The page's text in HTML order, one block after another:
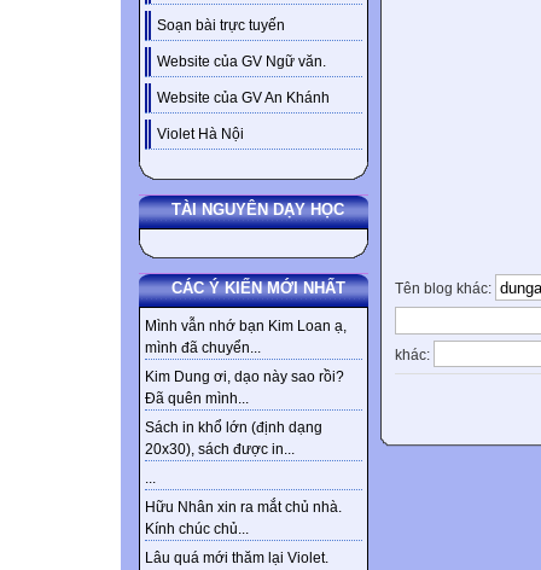
Soạn bài trực tuyến
Website của GV Ngữ văn.
Website của GV An Khánh
Violet Hà Nội
TÀI NGUYÊN DẠY HỌC
CÁC Ý KIẾN MỚI NHẤT
Mình vẫn nhớ bạn Kim Loan ạ,
mình đã chuyển...
Kim Dung ơi, dạo này sao rồi?
Đã quên mình...
Sách in khổ lớn (định dạng
20x30), sách được in...
...
Hữu Nhân xin ra mắt chủ nhà.
Kính chúc chủ...
Lâu quá mới thăm lại Violet.
Tên blog khác:
khác: